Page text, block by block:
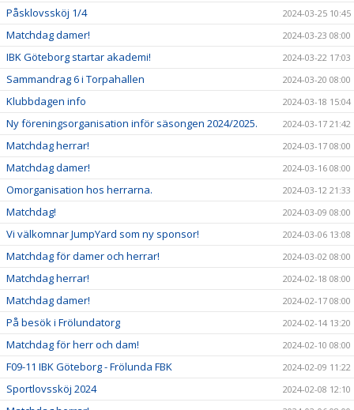
Påsklovssköj 1/4 2024-03-25 10:45
Matchdag damer! 2024-03-23 08:00
IBK Göteborg startar akademi! 2024-03-22 17:03
Sammandrag 6 i Torpahallen 2024-03-20 08:00
Klubbdagen info 2024-03-18 15:04
Ny föreningsorganisation inför säsongen 2024/2025. 2024-03-17 21:42
Matchdag herrar! 2024-03-17 08:00
Matchdag damer! 2024-03-16 08:00
Omorganisation hos herrarna. 2024-03-12 21:33
Matchdag! 2024-03-09 08:00
Vi välkomnar JumpYard som ny sponsor! 2024-03-06 13:08
Matchdag för damer och herrar! 2024-03-02 08:00
Matchdag herrar! 2024-02-18 08:00
Matchdag damer! 2024-02-17 08:00
På besök i Frölundatorg 2024-02-14 13:20
Matchdag för herr och dam! 2024-02-10 08:00
F09-11 IBK Göteborg - Frölunda FBK 2024-02-09 11:22
Sportlovssköj 2024 2024-02-08 12:10